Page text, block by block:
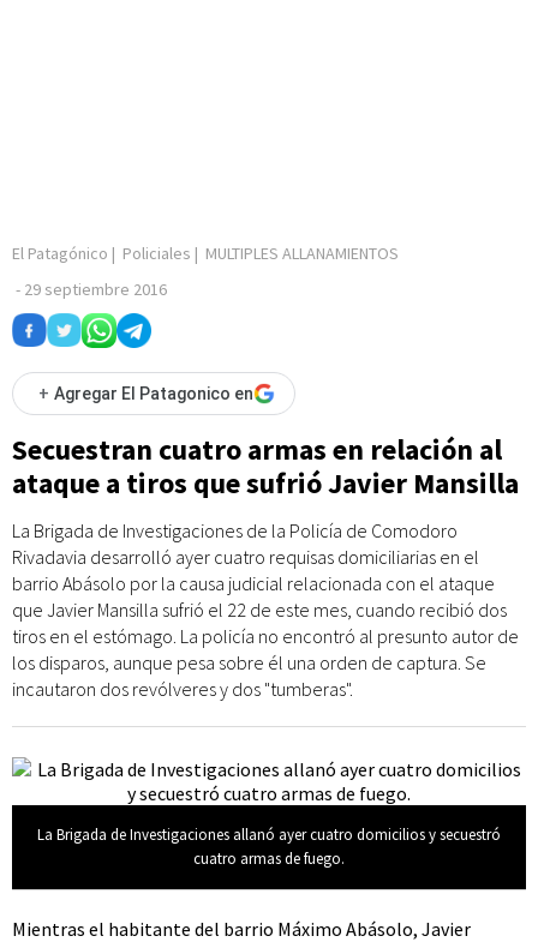
El Patagónico | Policiales | MULTIPLES ALLANAMIENTOS
- 29 septiembre 2016
+ Agregar El Patagonico en
Secuestran cuatro armas en relación al
ataque a tiros que sufrió Javier Mansilla
La Brigada de Investigaciones de la Policía de Comodoro
Rivadavia desarrolló ayer cuatro requisas domiciliarias en el
barrio Abásolo por la causa judicial relacionada con el ataque
que Javier Mansilla sufrió el 22 de este mes, cuando recibió dos
tiros en el estómago. La policía no encontró al presunto autor de
los disparos, aunque pesa sobre él una orden de captura. Se
incautaron dos revólveres y dos "tumberas".
La Brigada de Investigaciones allanó ayer cuatro domicilios y secuestró
cuatro armas de fuego.
Mientras el habitante del barrio Máximo Abásolo, Javier